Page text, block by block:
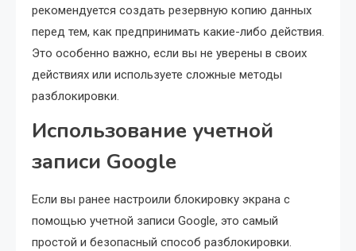
рекомендуется создать резервную копию данных
перед тем, как предпринимать какие-либо действия.
Это особенно важно, если вы не уверены в своих
действиях или используете сложные методы
разблокировки.
Использование учетной
записи Google
Если вы ранее настроили блокировку экрана с
помощью учетной записи Google, это самый
простой и безопасный способ разблокировки.